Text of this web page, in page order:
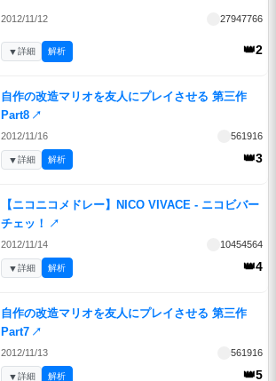
2012/11/12 27947766
👑2
▼詳細 解析
自作の改造マリオを友人にプレイさせる 第三作
Part8 ↗
2012/11/16 561916
👑3
▼詳細 解析
【ニコニコメドレー】NICO VIVACE - ニコビバー
チェッ！
↗
2012/11/14 10454564
👑4
▼詳細 解析
自作の改造マリオを友人にプレイさせる 第三作
Part7 ↗
2012/11/13 561916
👑5
▼詳細 解析